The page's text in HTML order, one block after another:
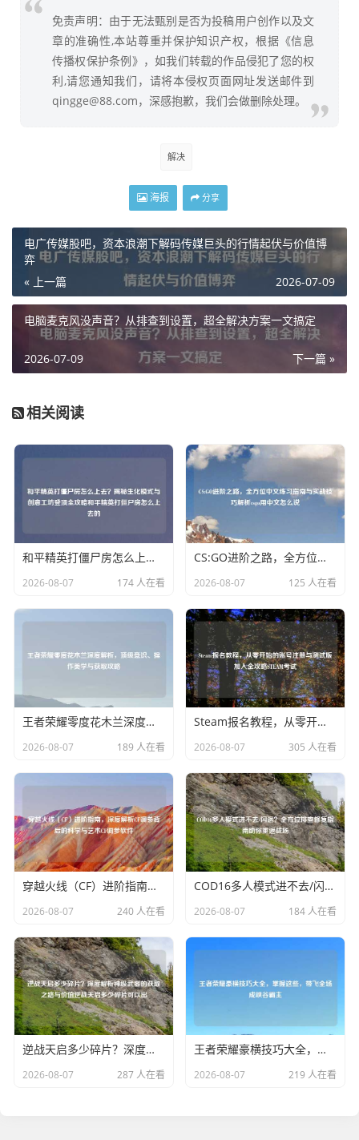
免责声明：由于无法甄别是否为投稿用户创作以及文
章的准确性,本站尊重并保护知识产权，根据《信息
传播权保护条例》，如我们转载的作品侵犯了您的权
利,请您通知我们，请将本侵权页面网址发送邮件到
qingge@88.com，深感抱歉，我们会做删除处理。
解决
海报 分享
电广传媒股吧，资本浪潮下解码传媒巨头的行情起伏与价值博
弈
« 上一篇
2026-07-09
电脑麦克风没声音？从排查到设置，超全解决方案一文搞定
下一篇 »
2026-07-09
相关阅读
和平精英打僵尸房怎么上去？揭秘生化模式与创意工坊登顶全攻略和平精英打僵尸房怎么上去的
2026-08-07 174 人在看
CS:GO进阶之路，全方位中文练习指南与实战技巧解析csgo用中文怎么说
2026-08-07 125 人在看
王者荣耀零度花木兰深度解析，顶级意识、操作美学与获取攻略
2026-08-07 189 人在看
Steam报名教程，从零开始的账号注册与测试版加入全攻略STEAM考试
2026-08-07 305 人在看
穿越火线（CF）进阶指南，深度解析CF调参背后的科学与艺术CF调参软件
2026-08-07 240 人在看
COD16多人模式进不去/闪退？全方位排查修复指南助你重返战场
2026-08-07 184 人在看
逆战天启多少碎片？深度解析神级武器的获取之路与价值逆战天启多少碎片可以出
2026-08-07 287 人在看
王者荣耀豪横技巧大全，掌握这些，带飞全场成峡谷霸主
2026-08-07 219 人在看